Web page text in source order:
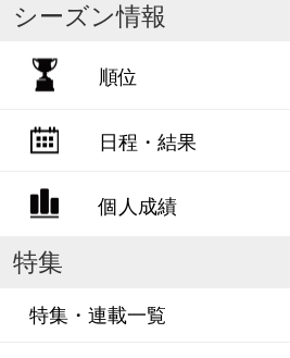
シーズン情報
順位
日程・結果
個人成績
特集
特集・連載一覧